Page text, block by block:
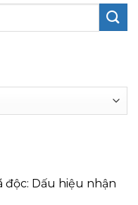
độc: Dấu hiệu nhận